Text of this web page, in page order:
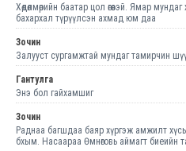
Хөдөлмөрийн баатар цол өгөөсэй. Ямар
бахархал түрүүлсэн ахмад юм даа
Зочин
Залууст сургамжтай мундаг тамирчин
Гантулга
Энэ бол гайхамшиг
Зочин
Раднаа багшдаа баяр хүргэж амжилт
бхым. Насаараа Өмнөговь аймагт биеийн